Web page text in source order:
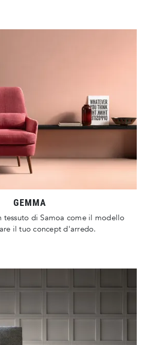
GEMMA
di Samoa come il modello
il tuo concept d'arredo.